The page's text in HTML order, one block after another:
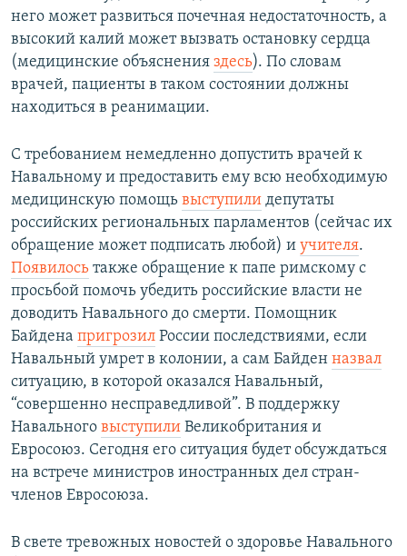
него может развиться почечная недостаточность, а
высокий калий может вызвать остановку сердца
(медицинские объяснения здесь). По словам
врачей, пациенты в таком состоянии должны
находиться в реанимации.
С требованием немедленно допустить врачей к
Навальному и предоставить ему всю необходимую
медицинскую помощь выступили депутаты
российских региональных парламентов (сейчас их
обращение может подписать любой) и учителя.
Появилось также обращение к папе римскому с
просьбой помочь убедить российские власти не
доводить Навального до смерти. Помощник
Байдена пригрозил России последствиями, если
Навальный умрет в колонии, а сам Байден назвал
ситуацию, в которой оказался Навальный,
“совершенно несправедливой”. В поддержку
Навального выступили Великобритания и
Евросоюз. Сегодня его ситуация будет обсуждаться
на встрече министров иностранных дел стран-
членов Евросоюза.
В свете тревожных новостей о здоровье Навального